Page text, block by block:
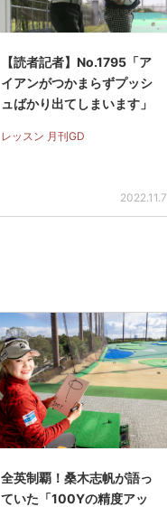
【読者記者】No.1795「ア
イアンがつかまらずプッシ
ュばかり出てしまいます」
レッスン 月刊GD
2022.11.7
全英制覇！桑木志帆が語っ
ていた「100Yの精度アッ